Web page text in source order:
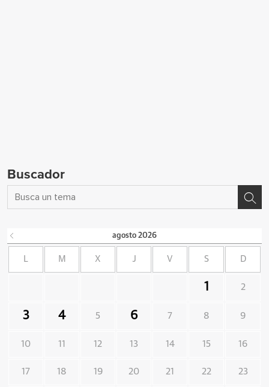
Buscador
agosto 2026
L M X J V S D
1 2
3 4 5 6 7 8 9
10 11 12 13 14 15 16
17 18 19 20 21 22 23